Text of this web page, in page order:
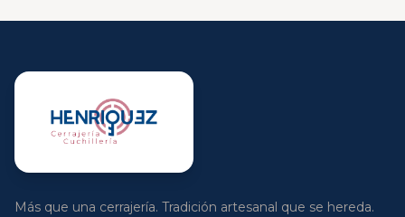
Más que una cerrajería. Tradición artesanal que se hereda.